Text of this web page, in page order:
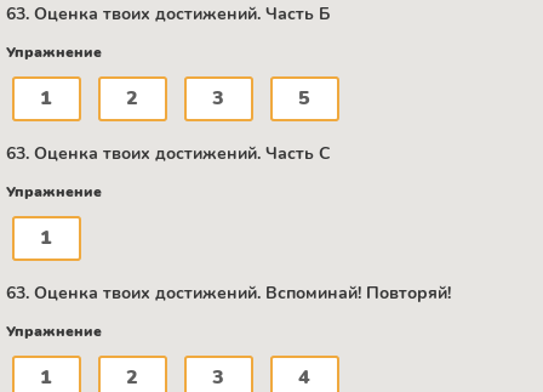
63. Оценка твоих достижений. Часть Б
Упражнение
1 2 3 5
63. Оценка твоих достижений. Часть С
Упражнение
1
63. Оценка твоих достижений. Вспоминай! Повторяй!
Упражнение
1 2 3 4